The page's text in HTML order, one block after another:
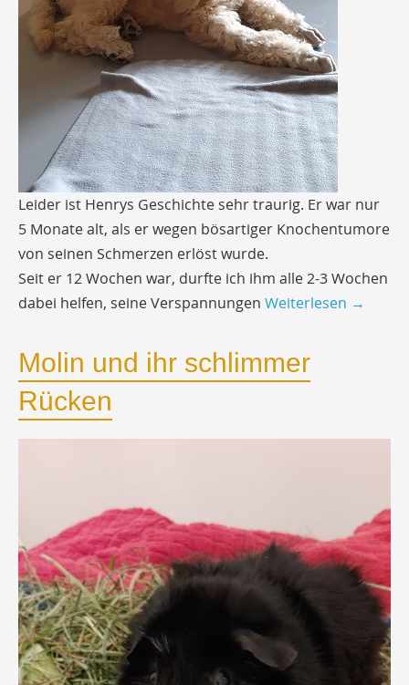
Leider ist Henrys Geschichte sehr traurig. Er war nur
5 Monate alt, als er wegen bösartiger Knochentumore
von seinen Schmerzen erlöst wurde.
Seit er 12 Wochen war, durfte ich ihm alle 2-3 Wochen
dabei helfen, seine Verspannungen Weiterlesen →
Molin und ihr schlimmer
Rücken